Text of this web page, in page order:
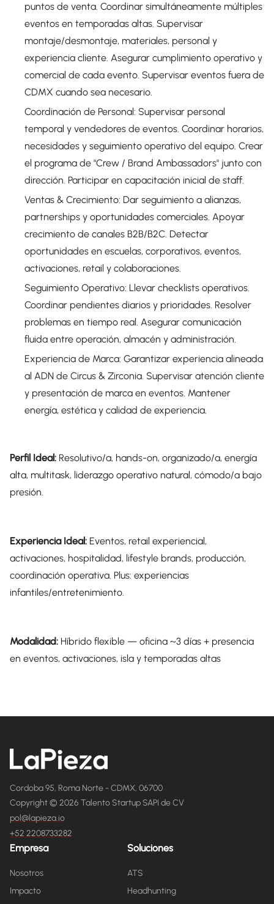
puntos de venta. Coordinar simultáneamente múltiples
eventos en temporadas altas. Supervisar
montaje/desmontaje, materiales, personal y
experiencia cliente. Asegurar cumplimiento operativo y
comercial de cada evento. Supervisar eventos fuera de
CDMX cuando sea necesario.
Coordinación de Personal: Supervisar personal
temporal y vendedores de eventos. Coordinar horarios,
necesidades y seguimiento operativo del equipo. Crear
el programa de "Crew / Brand Ambassadors" junto con
dirección. Participar en capacitación inicial de staff.
Ventas & Crecimiento: Dar seguimiento a alianzas,
partnerships y oportunidades comerciales. Apoyar
crecimiento de canales B2B/B2C. Detectar
oportunidades en escuelas, corporativos, eventos,
activaciones, retail y colaboraciones.
Seguimiento Operativo: Llevar checklists operativos.
Coordinar pendientes diarios y prioridades. Resolver
problemas en tiempo real. Asegurar comunicación
fluida entre operación, almacén y administración.
Experiencia de Marca: Garantizar experiencia alineada
al ADN de Circus & Zirconia. Supervisar atención cliente
y presentación de marca en eventos. Mantener
energía, estética y calidad de experiencia.
Perfil Ideal: Resolutivo/a, hands-on, organizado/a, energía
alta, multitask, liderazgo operativo natural, cómodo/a bajo
presión.
Experiencia Ideal: Eventos, retail experiencial,
activaciones, hospitalidad, lifestyle brands, producción,
coordinación operativa. Plus: experiencias
infantiles/entretenimiento.
Modalidad: Híbrido flexible — oficina ~3 días + presencia
en eventos, activaciones, isla y temporadas altas
Cordoba 95, Roma Norte - CDMX, 06700
Copyright © 2026 Talento Startup SAPI de CV
pol@lapieza.io
+52 2208733282
Empresa
Nosotros
Impacto
Soluciones
ATS
Headhunting